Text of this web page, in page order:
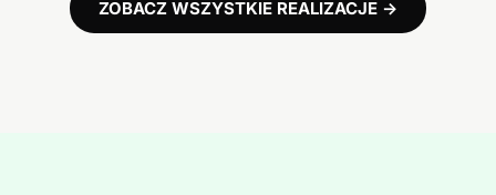
ZOBACZ WSZYSTKIE REALIZACJE →